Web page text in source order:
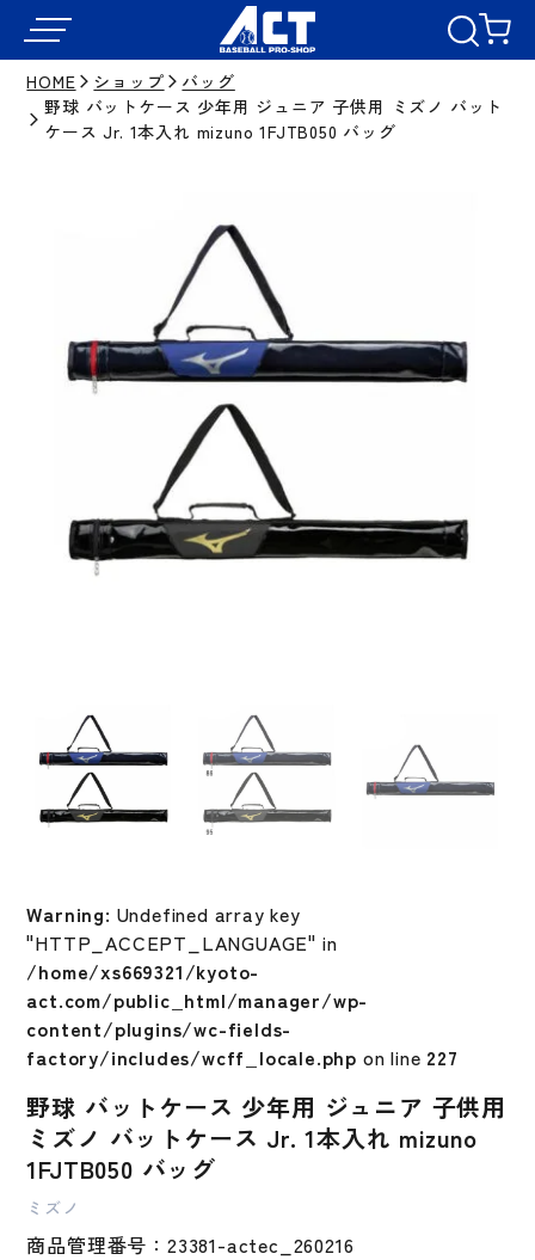
HOME ショップ
バッグ
野球 バットケース 少年用 ジュニア 子供用 ミズノ バット
ケース Jr. 1本入れ mizuno 1FJTB050 バッグ
Warning: Undefined array key
"HTTP_ACCEPT_LANGUAGE" in
/home/xs669321/kyoto-
act.com/public_html/manager/wp-
content/plugins/wc-fields-
factory/includes/wcff_locale.php on line 227
野球 バットケース 少年用 ジュニア 子供用
ミズノ バットケース Jr. 1本入れ mizuno
1FJTB050 バッグ
ミズノ
商品管理番号：23381-actec_260216